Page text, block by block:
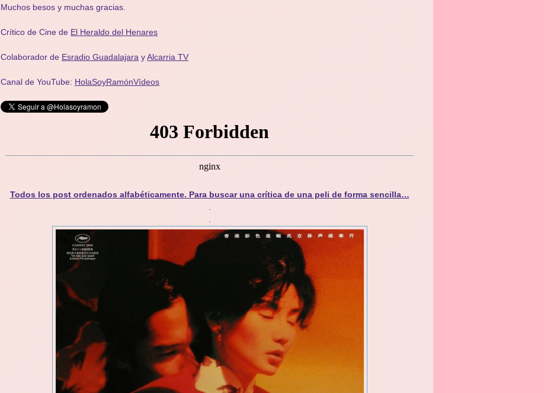
Muchos besos y muchas gracias.
Crítico de Cine de El Heraldo del Henares
Colaborador de Esradio Guadalajara yAlcarria TV
Canal de YouTube: HolaSoyRamónVídeos
Todos los post ordenados alfabéticamente. Para buscar una crítica de una peli de forma sencilla…